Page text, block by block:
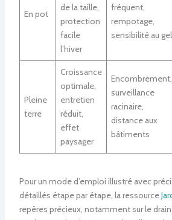
En pot
de la taille,
protection
facile
l’hiver
fréquent,
rempotage,
sensibilité au gel
Pleine
terre
Croissance
optimale,
entretien
réduit,
effet
paysager
Encombrement,
surveillance
racinaire,
distance aux
bâtiments
Pour un mode d’emploi illustré avec
détaillés étape par étape, la ressource
repères précieux, notamment sur le